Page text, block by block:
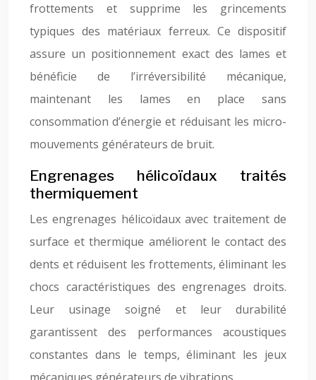
frottements et supprime les grincements
typiques des matériaux ferreux. Ce dispositif
assure un positionnement exact des lames et
bénéficie de l’irréversibilité mécanique,
maintenant les lames en place sans
consommation d’énergie et réduisant les micro-
mouvements générateurs de bruit.
Engrenages hélicoïdaux traités
thermiquement
Les engrenages hélicoïdaux avec traitement de
surface et thermique améliorent le contact des
dents et réduisent les frottements, éliminant les
chocs caractéristiques des engrenages droits.
Leur usinage soigné et leur durabilité
garantissent des performances acoustiques
constantes dans le temps, éliminant les jeux